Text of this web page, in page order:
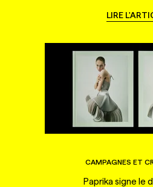
LIRE
CAMPAGNES ET
Paprika signe le